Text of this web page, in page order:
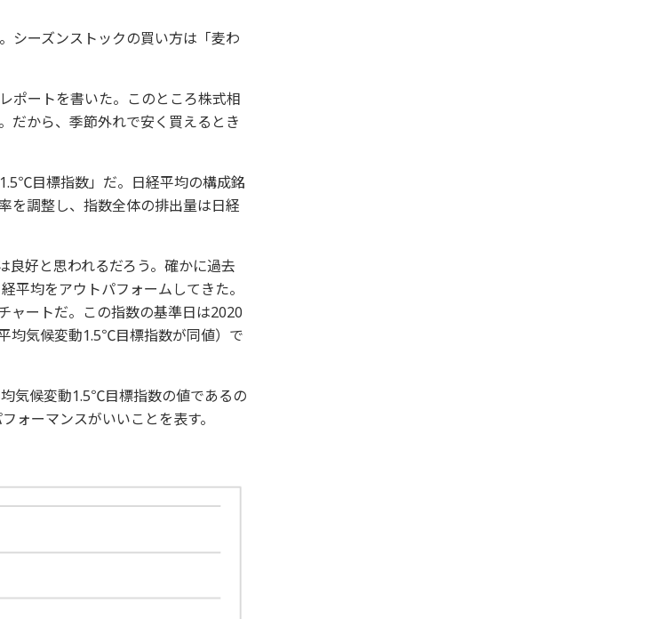
シーズンストックの買い方は「麦わ
ポートを書いた。このところ株式相
だから、季節外れで安く買えるとき
目標指数」だ。日経平均の構成銘
を調整し、指数全体の排出量は日経
良好と思われるだろう。確かに過去
平均をアウトパフォームしてきた。
ャートだ。この指数の基準日は2020
均気候変動1.5℃目標指数が同値）で
気候変動1.5℃目標指数の値であるの
ォーマンスがいいことを表す。